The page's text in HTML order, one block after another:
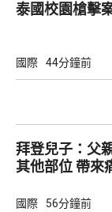
泰國校園槍擊
國際 44分鐘前
拜登兒子：父
其他部位
國際 56分鐘前